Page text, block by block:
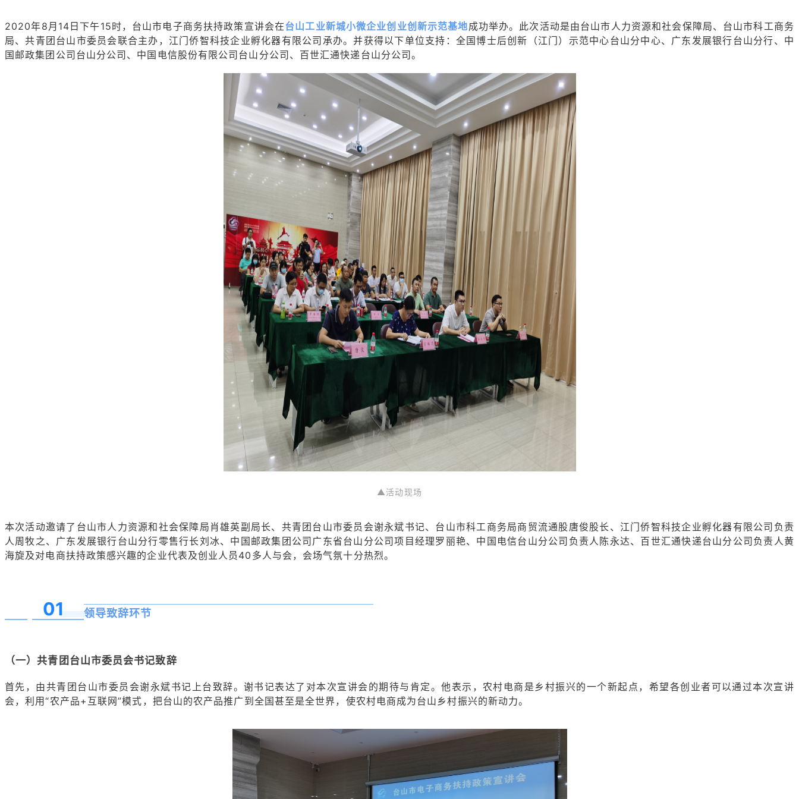
2020年8月14日下午15时，台山市电子商务扶持政策宣讲会在台山工业新城小微企业创业创新示范基地成功举办。此次活动是由台山市人力资源和社会保障局、台山市科工商务
局、共青团台山市委员会联合主办，江门侨智科技企业孵化器有限公司承办。并获得以下单位支持：全国博士后创新（江门）示范中心台山分中心、广东发展银行台山分行、中
国邮政集团公司台山分公司、中国电信股份有限公司台山分公司、百世汇通快递台山分公司。
▲活动现场
本次活动邀请了台山市人力资源和社会保障局肖雄英副局长、共青团台山市委员会谢永斌书记、台山市科工商务局商贸流通股唐俊股长、江门侨智科技企业孵化器有限公司负责
人周牧之、广东发展银行台山分行零售行长刘冰、中国邮政集团公司广东省台山分公司项目经理罗丽艳、中国电信台山分公司负责人陈永达、百世汇通快递台山分公司负责人黄
海旋及对电商扶持政策感兴趣的企业代表及创业人员40多人与会，会场气氛十分热烈。
01 领导致辞环节
（一）共青团台山市委员会书记致辞
首先，由共青团台山市委员会谢永斌书记上台致辞。谢书记表达了对本次宣讲会的期待与肯定。他表示，农村电商是乡村振兴的一个新起点，希望各创业者可以通过本次宣讲
会，利用“农产品+互联网”模式，把台山的农产品推广到全国甚至是全世界，使农村电商成为台山乡村振兴的新动力。